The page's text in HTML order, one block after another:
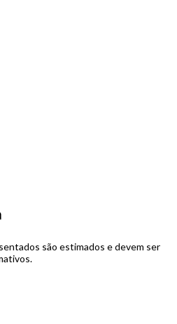
são estimados e devem ser